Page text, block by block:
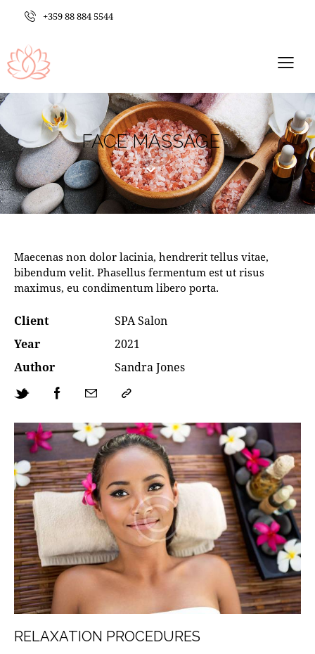
+359 88 884 5544
FACE MASSAGE
RELAXATION PROCEDURES
Maecenas non dolor lacinia, hendrerit tellus vitae,
bibendum velit. Phasellus fermentum est ut risus
maximus, eu condimentum libero porta.
Client
SPA Salon
Year
2021
Author
Sandra Jones